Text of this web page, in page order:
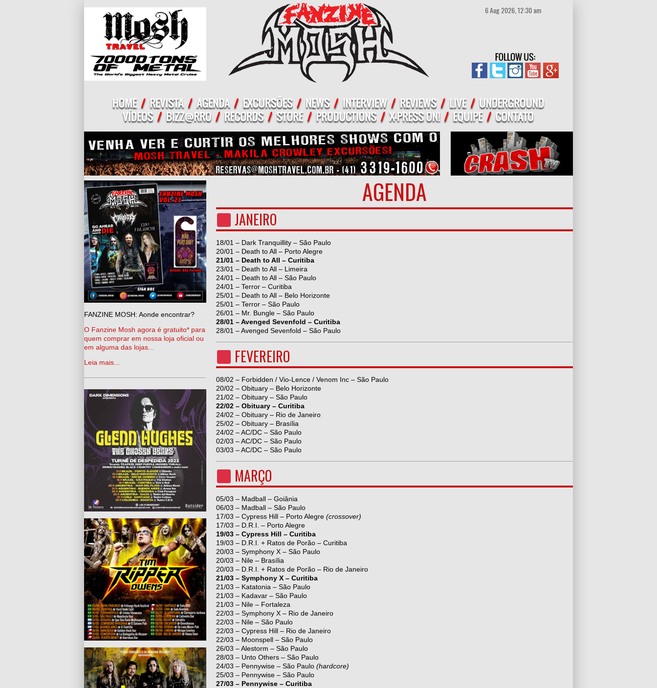
6 Aug 2026, 12:30 am
FANZINE MOSH: Aonde encontrar?
O Fanzine Mosh agora é gratuito* para
quem comprar em nossa loja oficial ou
em alguma das lojas...
Leia mais...
AGENDA
JANEIRO
18/01 – Dark Tranquillity – São Paulo
20/01 – Death to All – Porto Alegre
21/01 – Death to All – Curitiba
23/01 – Death to All – Limeira
24/01 – Death to All – São Paulo
24/01 – Terror – Curitiba
25/01 – Death to All – Belo Horizonte
25/01 – Terror – São Paulo
26/01 – Mr. Bungle – São Paulo
28/01 – Avenged Sevenfold – Curitiba
28/01 – Avenged Sevenfold – São Paulo
FEVEREIRO
08/02 – Forbidden / Vio-Lence / Venom Inc – São Paulo
20/02 – Obituary – Belo Horizonte
21/02 – Obituary – São Paulo
22/02 – Obituary – Curitiba
24/02 – Obituary – Rio de Janeiro
25/02 – Obituary – Brasília
24/02 – AC/DC – São Paulo
02/03 – AC/DC – São Paulo
03/03 – AC/DC – São Paulo
MARÇO
05/03 – Madball – Goiânia
06/03 – Madball – São Paulo
17/03 – Cypress Hill – Porto Alegre (crossover)
17/03 – D.R.I. – Porto Alegre
19/03 – Cypress Hill – Curitiba
19/03 – D.R.I. + Ratos de Porão – Curitiba
20/03 – Symphony X – São Paulo
20/03 – Nile – Brasília
20/03 – D.R.I. + Ratos de Porão – Rio de Janeiro
21/03 – Symphony X – Curitiba
21/03 – Katatonia – São Paulo
21/03 – Kadavar – São Paulo
21/03 – Nile – Fortaleza
22/03 – Symphony X – Rio de Janeiro
22/03 – Nile – São Paulo
22/03 – Cypress Hill – Rio de Janeiro
22/03 – Moonspell – São Paulo
26/03 – Alestorm – São Paulo
28/03 – Unto Others – São Paulo
24/03 – Pennywise – São Paulo (hardcore)
25/03 – Pennywise – São Paulo
27/03 – Pennywise – Curitiba